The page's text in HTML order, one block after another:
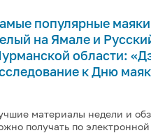
популярные
на Ямале и
области:
к Дню
материалы недели и
получать по электронной